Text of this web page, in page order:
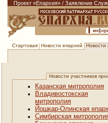
Проект «Епархия» / Заявление
Стартовая Новости епархий Новости
Новости участников
Казанская митрополия
Владивостокская
митрополия
Йошкар-Олинская
Симбирская